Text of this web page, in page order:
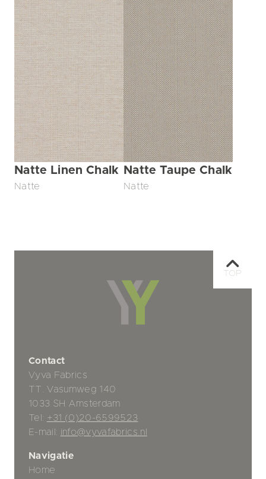
Natte Linen Chalk
Natte
Natte Taupe Chalk
Natte
Contact
Vyva Fabrics
TT. Vasumweg 140
1033 SH Amsterdam
Tel: +31 (0)20-6599523
E-mail: info@vyvafabrics.nl
Navigatie
Home
TOP